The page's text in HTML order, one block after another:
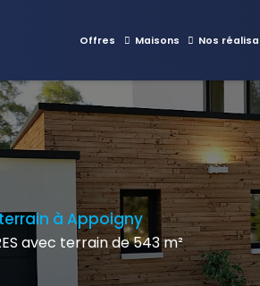
Offres Maisons Nos
à Appoigny
avec terrain de 543 m²